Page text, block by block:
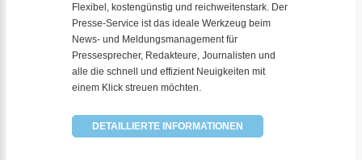
Flexibel, kostengünstig und reichweitenstark. Der
Presse-Service ist das ideale Werkzeug beim
News- und Meldungsmanagement für
Pressesprecher, Redakteure, Journalisten und
alle die schnell und effizient Neuigkeiten mit
einem Klick streuen möchten.
DETAILLIERTE INFORMATIONEN